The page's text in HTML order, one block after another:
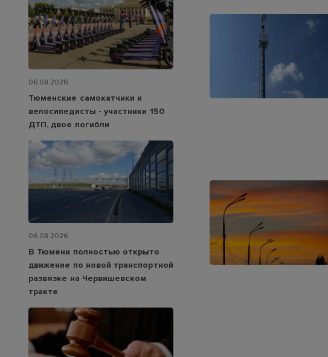
06.08.2026
Тюменские самокатчики и
велосипедисты - участники 150
ДТП, двое погибли
06.08.2026
В Тюмени полностью открыто
движение по новой транспортной
развязке на Червишевском
тракте